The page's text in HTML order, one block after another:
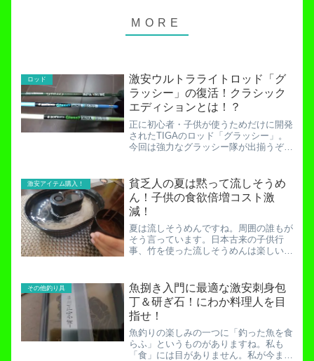
ロッド
激安ウルトラライトロッド「グ
ラッシー」の復活！クラシック
エディションとは！？
正に初心者・子供が使うためだけに開発
されたTIGAのロッド「グラッシー」。
今回は強力なグラッシー隊が出揃うぞ！
命を終えたグラッシー。世の中は喪に服
すモードが続いています。...
激安アイテム購入！
貧乏人の夏は黙って流しそうめ
ん！子供の食欲倍増コスト激
減！
夏は流しそうめんですね。周囲の誰もが
そう言っています。日本古来の子供行
事、竹を使った流しそうめんは楽しいで
乏一家に来たる！いや、こちらから迎え
に行った！ドンキホーテに。...
その他釣り具
魚捌き入門に最適な激安刺身包
丁＆研ぎ石！にわか料理人を目
指せ！
魚釣りの楽しみの一つに「釣った魚を食
らふ」というものがありますね。私も
「食」には目がありません。私が今まで